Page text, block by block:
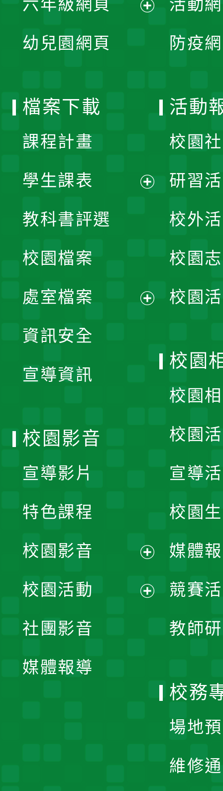
選
開
六年級網頁
幼兒園網頁
活動
防疫
檔案下載
課程計畫
學生課表
單
教科書評選
校園檔案
處室檔案
資訊安全
宣導資訊
活動
校園
研習
校外
校園
校園
校園
校園
校園
宣導
校園
媒體
競賽
教師
校園影音
宣導影片
特色課程
校園影音
開
校園活動
社團影音
媒體報導
校務
場地
維修